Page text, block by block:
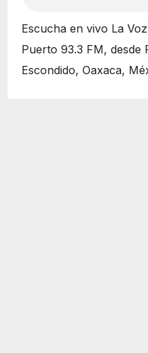
Escucha en vivo La
Puerto 93.3 FM, desde
Escondido, Oaxaca,